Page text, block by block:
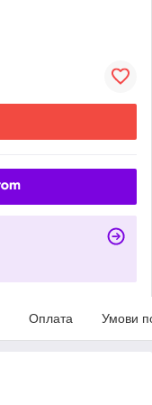
Оплата Умови